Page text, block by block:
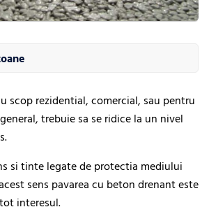
scop rezidential, comercial, sau pentru
trebuie sa se ridice la un nivel
si tinte legate de protectia mediului
sens pavarea cu beton drenant este
interesul.